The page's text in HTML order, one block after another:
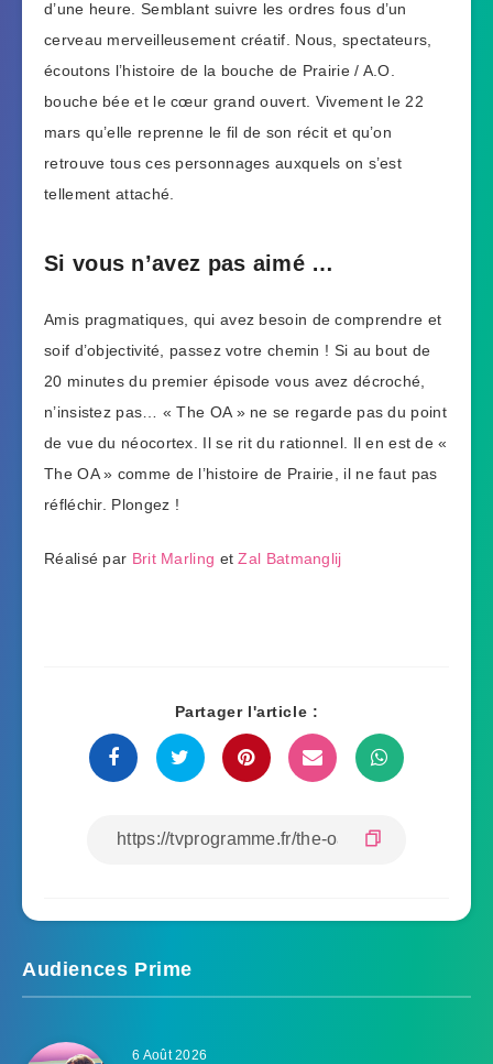
d’une heure. Semblant suivre les ordres fous d’un
cerveau merveilleusement créatif. Nous, spectateurs,
écoutons l’histoire de la bouche de Prairie / A.O.
bouche bée et le cœur grand ouvert. Vivement le 22
mars qu’elle reprenne le fil de son récit et qu’on
retrouve tous ces personnages auxquels on s’est
tellement attaché.
Si vous n’avez pas aimé …
Amis pragmatiques, qui avez besoin de comprendre et
soif d’objectivité, passez votre chemin ! Si au bout de
20 minutes du premier épisode vous avez décroché,
n’insistez pas… « The OA » ne se regarde pas du point
de vue du néocortex. Il se rit du rationnel. Il en est de «
The OA » comme de l’histoire de Prairie, il ne faut pas
réfléchir. Plongez !
Réalisé par Brit Marling etZal Batmanglij
Partager l'article :
Audiences Prime
6 Août 2026